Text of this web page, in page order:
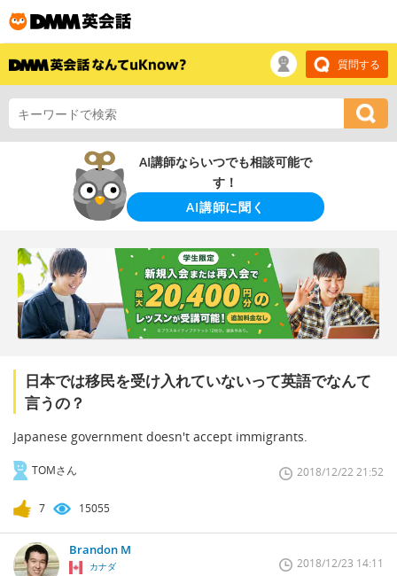
質問する
AI講師ならいつでも相談可能で
す！
AI講師に聞く
日本では移民を受け入れていないって英語でなんて
言うの？
Japanese government doesn't accept immigrants.
TOMさん 2018/12/22 21:52
7 15055
Brandon M
カナダ 2018/12/23 14:11